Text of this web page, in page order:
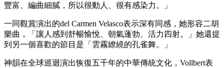
豐富、編曲細膩，所以很動人、很有感染力。」
一同觀賞演出的del Carmen Velasco表示深有同感，她形容二胡
樂曲，「讓人感到舒暢愉悅、朝氣蓬勃、活力四射。」她還提
到另一個喜歡的節目是「雲霧繚繞的孔雀舞。」
神韻在全球巡迴演出恢復五千年的中華傳統文化，Vollbert表